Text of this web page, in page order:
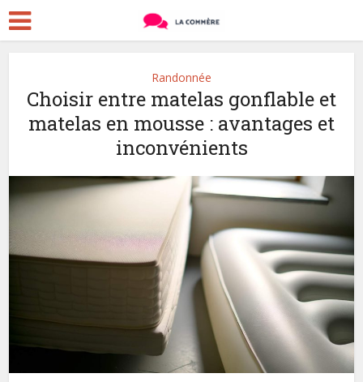
Randonnée
Choisir entre matelas gonflable et
matelas en mousse : avantages et
inconvénients